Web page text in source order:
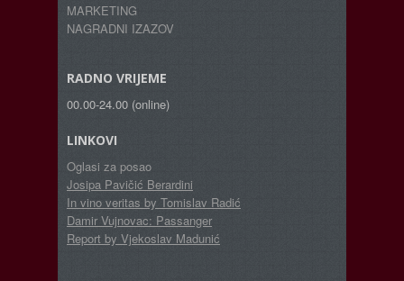
MARKETING
NAGRADNI IZAZOV
RADNO VRIJEME
00.00-24.00 (online)
LINKOVI
Oglasi za posao
Josipa Pavičić Berardini
In vino veritas by Tomislav Radić
Damir Vujnovac: Passanger
Report by Vjekoslav Madunić